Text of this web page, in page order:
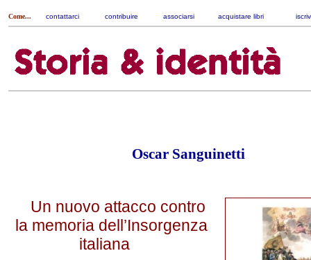
Come... contattarci contribuire associarsi acquistare libri
Oscar Sanguinetti
Un nuovo attacco contro
la memoria dell’Insorgenza
italiana